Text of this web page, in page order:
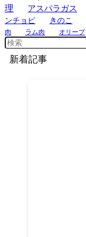
理
アスパラガス
ンチョビ
きのこ
肉
ラム肉 オリーブ
新着記事